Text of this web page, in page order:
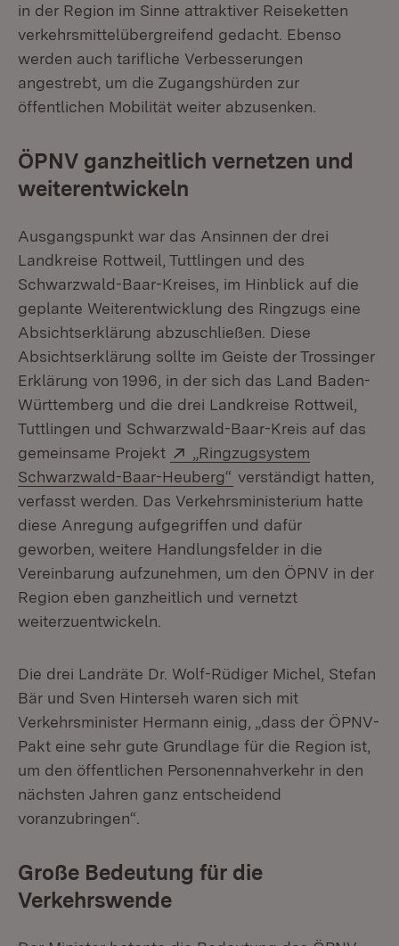
in der Region im Sinne attraktiver Reiseketten
verkehrsmittelübergreifend gedacht. Ebenso
werden auch tarifliche Verbesserungen
angestrebt, um die Zugangshürden zur
öffentlichen Mobilität weiter abzusenken.
ÖPNV ganzheitlich vernetzen und
weiterentwickeln
Ausgangspunkt war das Ansinnen der drei
Landkreise Rottweil, Tuttlingen und des
Schwarzwald-Baar-Kreises, im Hinblick auf die
geplante Weiterentwicklung des Ringzugs eine
Absichtserklärung abzuschließen. Diese
Absichtserklärung sollte im Geiste der Trossinger
Erklärung von 1996, in der sich das Land Baden-
Württemberg und die drei Landkreise Rottweil,
Tuttlingen und Schwarzwald-Baar-Kreis auf das
gemeinsame Projekt
Extern:
„Ringzugsystem
Schwarzwald-Baar-Heuberg“ (Öffnet in neuem
verständigt hatten,
verfasst werden. Das Verkehrsministerium hatte
diese Anregung aufgegriffen und dafür
geworben, weitere Handlungsfelder in die
Vereinbarung aufzunehmen, um den ÖPNV in der
Region eben ganzheitlich und vernetzt
weiterzuentwickeln.
Die drei Landräte Dr. Wolf-Rüdiger Michel, Stefan
Bär und Sven Hinterseh waren sich mit
Verkehrsminister Hermann einig, „dass der ÖPNV-
Pakt eine sehr gute Grundlage für die Region ist,
um den öffentlichen Personennahverkehr in den
nächsten Jahren ganz entscheidend
voranzubringen“.
Große Bedeutung für die
Verkehrswende